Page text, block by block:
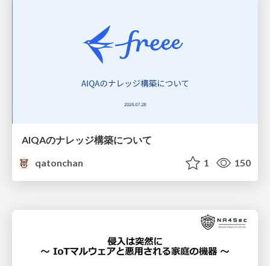
AIQAのナレッジ構築について
qatonchan
1 150